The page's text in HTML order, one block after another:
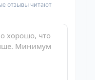
отзывы читают